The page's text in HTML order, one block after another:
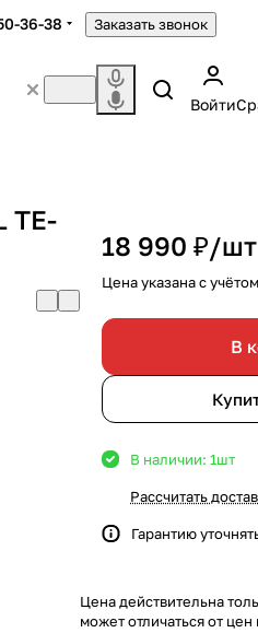
36-38 Заказать звонок
Войти
TE-
18 990 ₽/шт
Цена указана с
В
В наличии: 1шт
Рассчитать
Гарантию
Цена действительна
может отличаться от